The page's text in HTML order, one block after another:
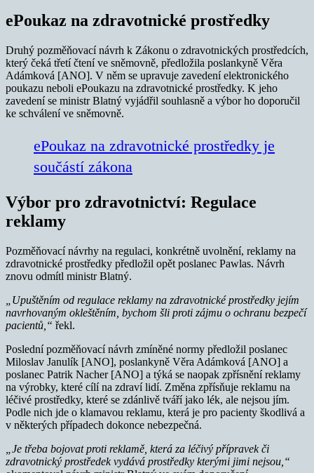
ePoukaz na zdravotnické prostředky
Druhý pozměňovací návrh k Zákonu o zdravotnických prostředcích,
který čeká třetí čtení ve sněmovně, předložila poslankyně Věra
Adámková [ANO]. V něm se upravuje zavedení elektronického
poukazu neboli ePoukazu na zdravotnické prostředky. K jeho
zavedení se ministr Blatný vyjádřil souhlasně a výbor ho doporučil
ke schválení ve sněmovně.
ePoukaz na zdravotnické prostředky je
součástí zákona
Výbor pro zdravotnictví: Regulace
reklamy
Pozměňovací návrhy na regulaci, konkrétně uvolnění, reklamy na
zdravotnické prostředky předložil opět poslanec Pawlas. Návrh
znovu odmítl ministr Blatný.
„Upuštěním od regulace reklamy na zdravotnické prostředky jejím
navrhovaným okleštěním, bychom šli proti zájmu o ochranu bezpečí
pacientů,“ řekl.
Poslední pozměňovací návrh zmíněné normy předložil poslanec
Miloslav Janulík [ANO], poslankyně Věra Adámková [ANO] a
poslanec Patrik Nacher [ANO] a týká se naopak zpřísnění reklamy
na výrobky, které cílí na zdraví lidí. Změna zpřísňuje reklamu na
léčivé prostředky, které se zdánlivě tváří jako lék, ale nejsou jím.
Podle nich jde o klamavou reklamu, která je pro pacienty škodlivá a
v některých případech dokonce nebezpečná.
„Je třeba bojovat proti reklamě, která za léčivý přípravek či
zdravotnický prostředek vydává prostředky kterými jimi nejsou,“